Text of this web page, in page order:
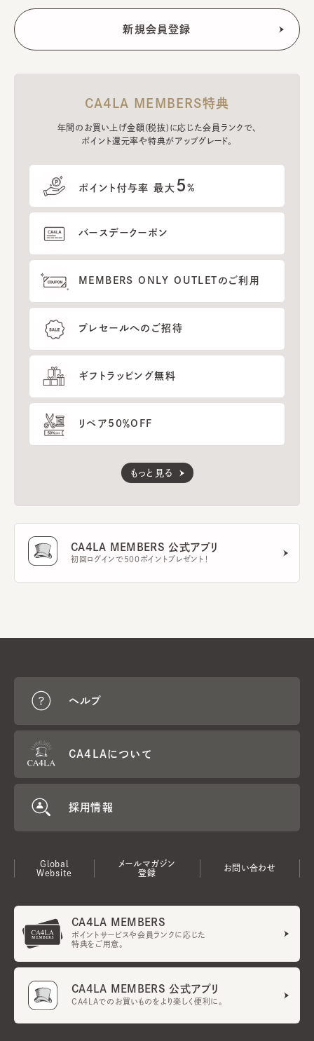
CA4LA MEMBERS特典
年間のお買い上げ金額(税抜)に応じた会員ランクで、
ポイント還元率や特典がアップグレード。
ポイント付与率 最大 5%
バースデークーポン
MEMBERS ONLY OUTLETのご利用
プレセールへのご招待
ギフトラッピング無料
リペア50％OFF
もっと見る
CA4LA MEMBERS 公式アプリ
初回ログインで500ポイントプレゼント！
ヘルプ
CA4LAについて
採用情報
Global
Website
メールマガジン
登録
お問い合わせ
CA4LA MEMBERS
ポイントサービスや会員ランクに応じた
特典をご用意。
CA4LA MEMBERS 公式アプリ
CA4LAでのお買いものをより楽しく便利に。